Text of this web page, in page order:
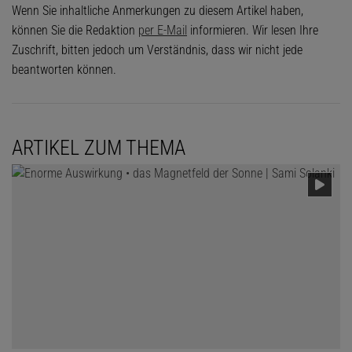
Ladungsträger nicht entsprechend umordnen. Wie die beiden
Physiker vorrechneten, könnte man einen hohlen Zylinder aus
einem solchen Stoff fertigen und ihn so zum Erdmagnetfeld
Wenn Sie inhaltliche Anmerkungen zu diesem Artikel haben,
können Sie die Redaktion per E-Mail informieren. Wir lesen Ihre
Zuschrift, bitten jedoch um Verständnis, dass wir nicht jede
beantworten können.
ARTIKEL ZUM THEMA